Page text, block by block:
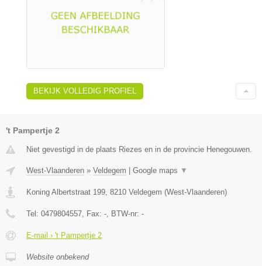
BEKIJK VOLLEDIG PROFIEL
't Pampertje 2
Niet gevestigd in de plaats Riezes en in de provincie Henegouwen.
West-Vlaanderen » Veldegem | Google maps ▼
Koning Albertstraat 199 8210 Veldegem (West-Vlaanderen)
Tel: 0479804557 , Fax: - , BTW-nr: -
E-mail › 't Pampertje 2
Website onbekend